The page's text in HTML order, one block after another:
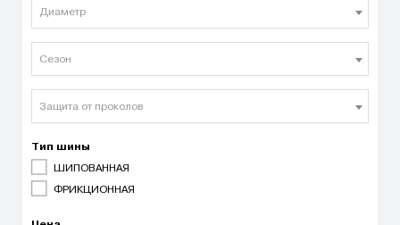
Диаметр
Сезон
Защита от проколов
Тип шины
ШИПОВАННАЯ
ФРИКЦИОННАЯ